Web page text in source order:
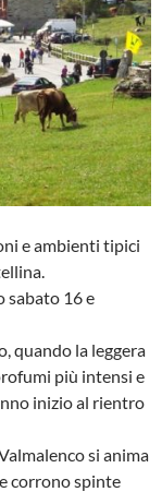
e ambienti tipici
sabato 16 e
quando la leggera
più intensi e
inizio al rientro
si anima
corrono spinte